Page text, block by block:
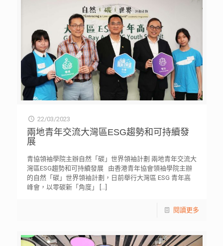
22/03/2023
兩地青年交流大灣區ESG趨勢和可持續發
展
青協領袖學院主辦自然「碳」世界領袖計劃 兩地青年交流大
灣區ESG趨勢和可持續發展 由香港青年協會領袖學院主辦
的自然「碳」世界領袖計劃，日前舉行大灣區 ESG 青年高
峰會，以零碳新「角度」
[…]
閱讀更多